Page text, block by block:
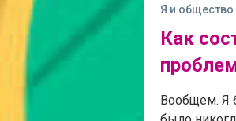
Я и общество
Как
Вообщем. Я